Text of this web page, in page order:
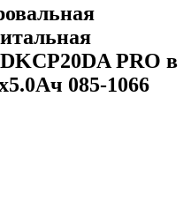
PRO в
085-1066